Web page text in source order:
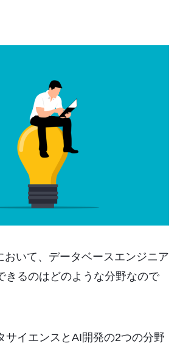
おいて、データベースエンジニア
きるのはどのような分野なので
サイエンスとAI開発の2つの分野